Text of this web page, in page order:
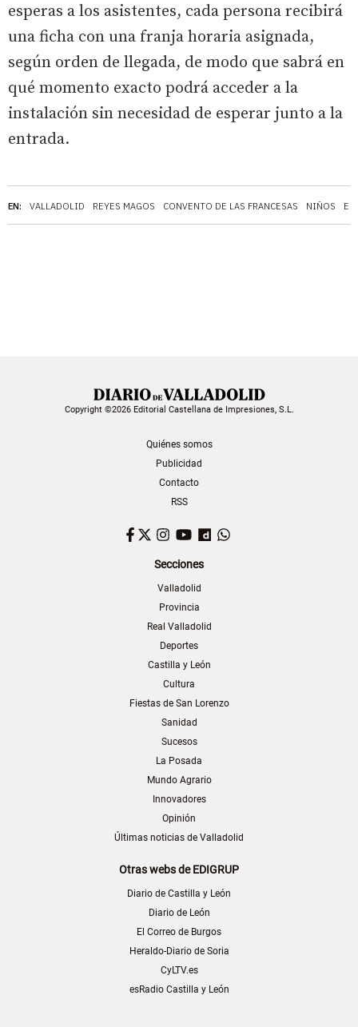
EN: VALLADOLID REYES MAGOS CONVENTO DE LAS FRANCESAS NIÑOS
esperas a los asistentes, cada persona recibirá
una ficha con una franja horaria asignada,
según orden de llegada, de modo que sabrá en
qué momento exacto podrá acceder a la
instalación sin necesidad de esperar junto a la
entrada.
Copyright ©2026 Editorial Castellana de Impresiones, S.L.
Quiénes somos
Publicidad
Contacto
RSS
Facebook
TwitterInstagram
YouTubeDailymotion
Secciones
Valladolid
Provincia
Real Valladolid
Deportes
Castilla y León
Cultura
Fiestas de San Lorenzo
Sanidad
Sucesos
La Posada
Mundo Agrario
Innovadores
Opinión
Últimas noticias de Valladolid
Otras webs de EDIGRUP
Diario de Castilla y León
Diario de León
El Correo de Burgos
Heraldo-Diario de Soria
CyLTV.es
esRadio Castilla y León